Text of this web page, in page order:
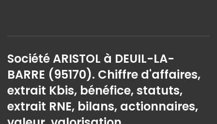
Société ARISTOL à DEUIL-LA-
BARRE (95170). Chiffre d'affaires,
extrait Kbis, bénéfice, statuts,
extrait RNE, bilans, actionnaires,